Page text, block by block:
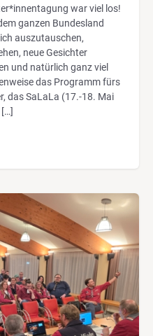
war viel los!
ganzen Bundesland
auszutauschen,
neue Gesichter
und natürlich ganz viel
das Programm fürs
das SaLaLa (17.-18. Mai